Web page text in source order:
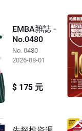
EMBA雜誌 -
No.0480
No. 0480
2026-08-01
$ 175 元